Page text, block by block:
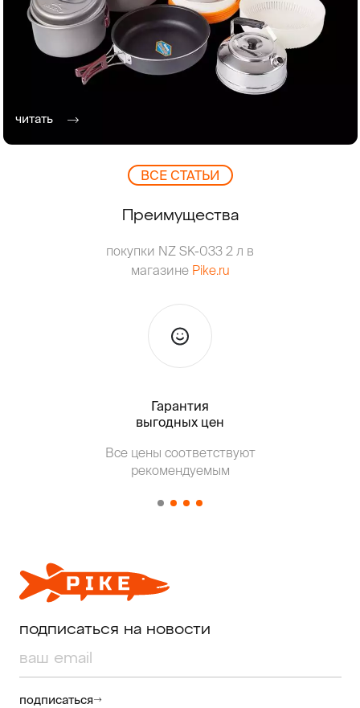
читать
ВCЕ СТАТЬИ
Преимущества
покупки NZ SK-033 2 л в
магазине Pike.ru
Гарантия
выгодных цен
Все цены соответствуют
рекомендуемым
подписаться на новости
подписаться